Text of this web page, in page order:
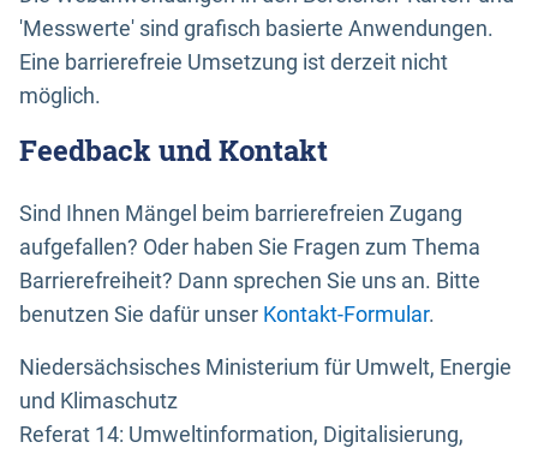
'Messwerte' sind grafisch basierte Anwendungen.
Eine barrierefreie Umsetzung ist derzeit nicht
möglich.
Feedback und Kontakt
Sind Ihnen Mängel beim barrierefreien Zugang
aufgefallen? Oder haben Sie Fragen zum Thema
Barrierefreiheit? Dann sprechen Sie uns an. Bitte
benutzen Sie dafür unser Kontakt-Formular.
Niedersächsisches Ministerium für Umwelt, Energie
und Klimaschutz
Referat 14: Umweltinformation, Digitalisierung,